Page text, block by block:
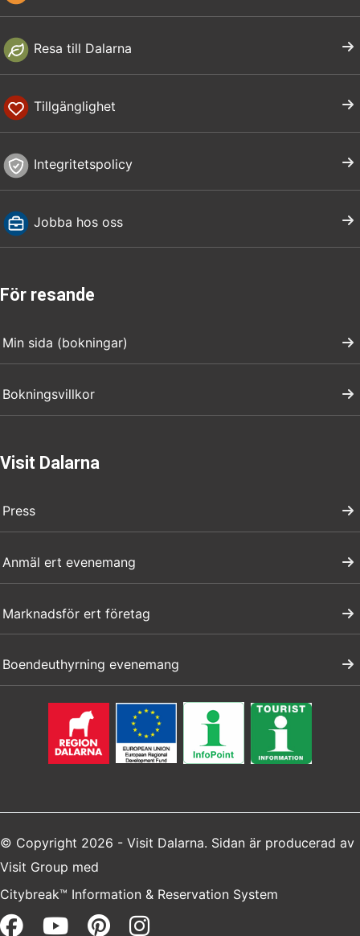
Resa till Dalarna
Tillgänglighet
Integritetspolicy
Jobba hos oss
För resande
Min sida (bokningar)
Bokningsvillkor
Visit Dalarna
Press
Anmäl ert evenemang
Marknadsför ert företag
Boendeuthyrning evenemang
© Copyright 2026 - Visit Dalarna. Sidan är producerad av
Visit Group med
Citybreak™ Information & Reservation System
Facebook (opens in a new
Youtube (opens in a new
Pinterest (opens in a
Instagram (opens